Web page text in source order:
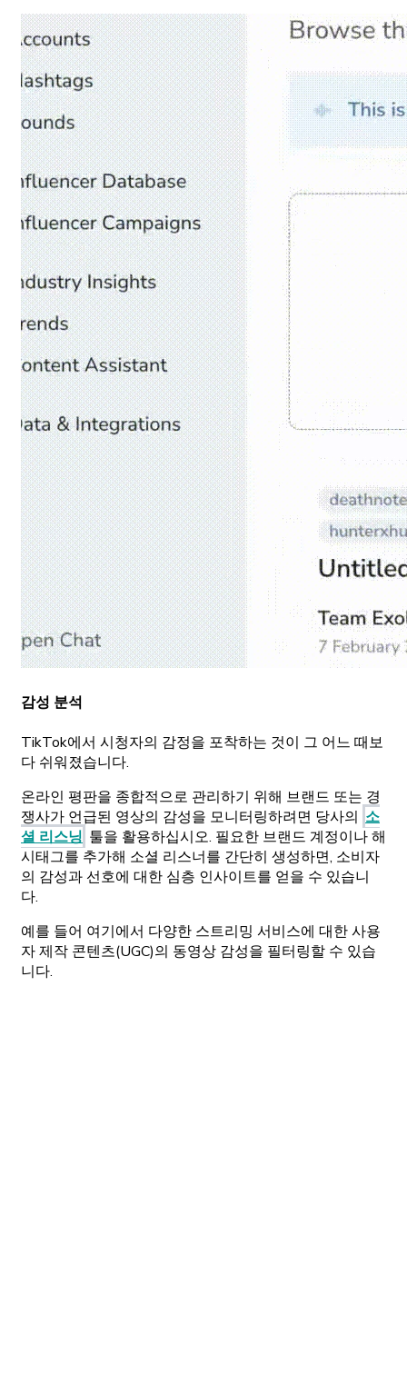
감성 분석
TikTok에서 시청자의 감정을 포착하는 것이 그 어느 때보
다 쉬워졌습니다.
온라인 평판을 종합적으로 관리하기 위해 브랜드 또는 경
쟁사가 언급된 영상의 감성을 모니터링하려면 당사의 소
셜 리스닝 툴을 활용하십시오. 필요한 브랜드 계정이나 해
시태그를 추가해 소셜 리스너를 간단히 생성하면, 소비자
의 감성과 선호에 대한 심층 인사이트를 얻을 수 있습니
다.
예를 들어 여기에서 다양한 스트리밍 서비스에 대한 사용
자 제작 콘텐츠(UGC)의 동영상 감성을 필터링할 수 있습
니다.